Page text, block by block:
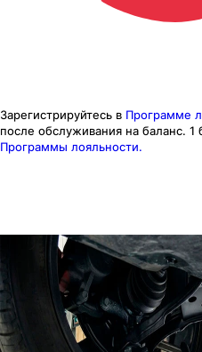
Зарегистрируйтесь в Программе
после обслуживания на баланс. 1
Программы лояльности.